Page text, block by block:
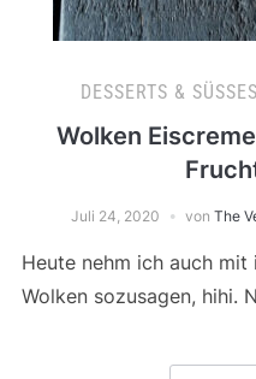
DESSERTS & SÜSSES
Wolken
Juli 24, 2020 von The
Heute nehm ich auch mit
Wolken sozusagen, hihi.